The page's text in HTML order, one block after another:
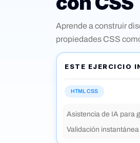
Aprende a construir
propiedades CSS
crear barras laterales
tutoriales prácticos y
ESTE EJERCICIO
HTML CSS
Asistencia de IA para
Validación